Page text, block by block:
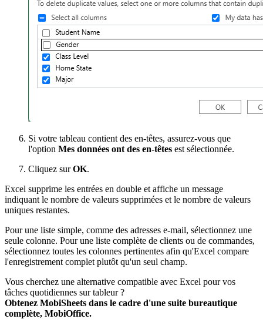
Si votre tableau contient des en-têtes, assurez-vous que
l'option Mes données ont des en-têtes est sélectionnée.
Cliquez surOK.
Excel supprime les entrées en double et affiche un message
indiquant le nombre de valeurs supprimées et le nombre de valeurs
uniques restantes.
Pour une liste simple, comme des adresses e-mail, sélectionnez une
seule colonne. Pour une liste complète de clients ou de commandes,
sélectionnez toutes les colonnes pertinentes afin qu'Excel compare
l'enregistrement complet plutôt qu'un seul champ.
Vous cherchez une alternative compatible avec Excel pour vos
tâches quotidiennes sur tableur ?
Obtenez MobiSheets dans le cadre d'une suite bureautique
complète, MobiOffice.